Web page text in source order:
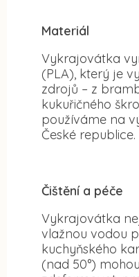
Materiál
Vykrajovátka
(PLA), který je
zdrojů – z
kukuřičného
používáme na
České republice.
Čištění a péče
Vykrajovátka
vlažnou vodou
kuchyňského
(nad 50°)